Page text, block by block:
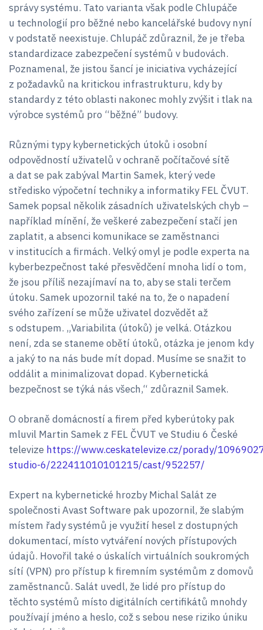
správy systému. Tato varianta však podle Chlupáče
u technologií pro běžné nebo kancelářské budovy nyní
v podstatě neexistuje. Chlupáč zdůraznil, že je třeba
standardizace zabezpečení systémů v budovách.
Poznamenal, že jistou šancí je iniciativa vycházející
z požadavků na kritickou infrastrukturu, kdy by
standardy z této oblasti nakonec mohly zvýšit i tlak na
výrobce systémů pro “běžné” budovy.
Různými typy kybernetických útoků i osobní
odpovědností uživatelů v ochraně počítačové sítě
a dat se pak zabýval Martin Samek, který vede
středisko výpočetní techniky a informatiky FEL ČVUT.
Samek popsal několik zásadních uživatelských chyb –
například mínění, že veškeré zabezpečení stačí jen
zaplatit, a absenci komunikace se zaměstnanci
v institucích a firmách. Velký omyl je podle experta na
kyberbezpečnost také přesvědčení mnoha lidí o tom,
že jsou příliš nezajímaví na to, aby se stali terčem
útoku. Samek upozornil také na to, že o napadení
svého zařízení se může uživatel dozvědět až
s odstupem. „Variabilita (útoků) je velká. Otázkou
není, zda se staneme obětí útoků, otázka je jenom kdy
a jaký to na nás bude mít dopad. Musíme se snažit to
oddálit a minimalizovat dopad. Kybernetická
bezpečnost se týká nás všech,“ zdůraznil Samek.
O obraně domácností a firem před kyberútoky pak
mluvil Martin Samek z FEL ČVUT ve Studiu 6 České
televize https://www.ceskatelevize.cz/porady/
studio-6/222411010101215/cast/952257/
Expert na kybernetické hrozby Michal Salát ze
společnosti Avast Software pak upozornil, že slabým
místem řady systémů je využití hesel z dostupných
dokumentací, místo vytváření nových přístupových
údajů. Hovořil také o úskalích virtuálních soukromých
sítí (VPN) pro přístup k firemním systémům z domovů
zaměstnanců. Salát uvedl, že lidé pro přístup do
těchto systémů místo digitálních certifikátů mnohdy
používají jméno a heslo, což s sebou nese riziko úniku